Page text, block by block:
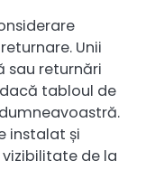
Unii
sau returnări
tabloul de
instalat și
de la